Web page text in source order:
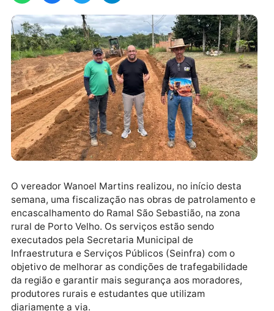
O vereador Wanoel Martins realizou, no início desta
semana, uma fiscalização nas obras de
encascalhamento do Ramal São Sebastião, na zona
rural de Porto Velho. Os serviços estão sendo
executados pela Secretaria Municipal de